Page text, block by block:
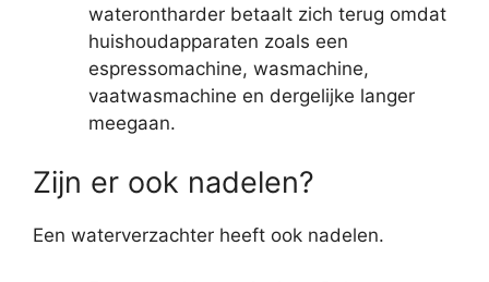
waterontharder betaalt zich terug omdat
huishoudapparaten zoals een
espressomachine, wasmachine,
vaatwasmachine en dergelijke langer
meegaan.
Zijn er ook nadelen?
Een waterverzachter heeft ook nadelen.